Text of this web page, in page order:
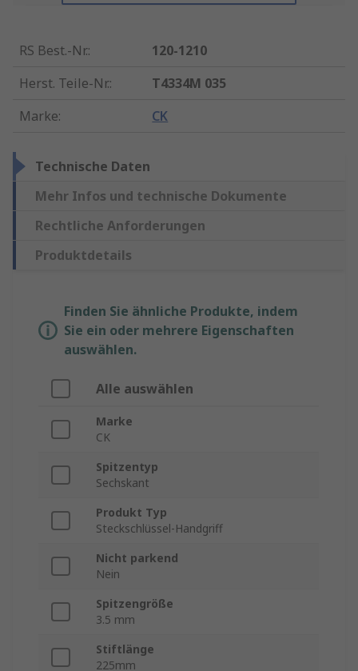
RS Best.-Nr.:
120-1210
Herst. Teile-Nr.:
T4334M 035
Marke: CK
Technische Daten
Mehr Infos und technische Dokumente
Rechtliche Anforderungen
Produktdetails
Finden Sie ähnliche Produkte, indem
Sie ein oder mehrere Eigenschaften
auswählen.
Alle auswählen
Marke
CK
Spitzentyp
Sechskant
Produkt Typ
Steckschlüssel-Handgriff
Nicht parkend
Nein
Spitzengröße
3.5 mm
Stiftlänge
225mm